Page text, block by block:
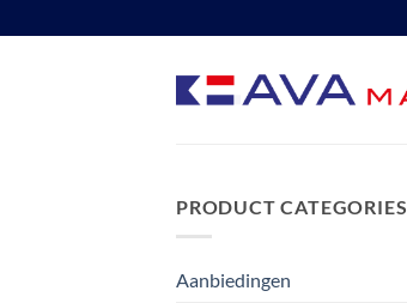
naar
PRODUCT CATEGORIES
Aanbiedingen